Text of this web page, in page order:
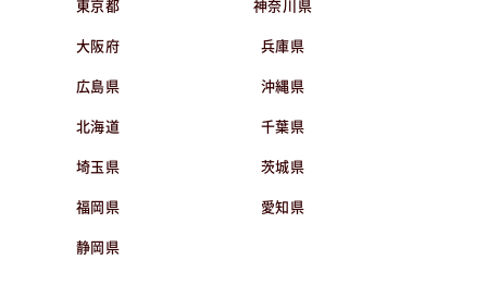
東京都 神奈川県
大阪府 兵庫県
広島県 沖縄県
北海道 千葉県
埼玉県 茨城県
福岡県 愛知県
静岡県